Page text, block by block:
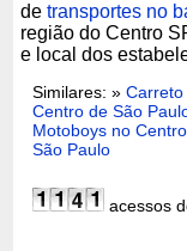
detransportes no
região do Centro
e local dos
Similares: »
Centro de São
Motoboys no
São Paulo
acessos